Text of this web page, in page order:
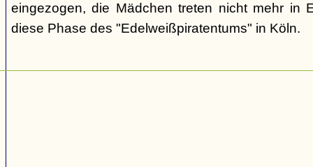
eingezogen, die Mädchen treten nicht mehr in
diese Phase des "Edelweißpiratentums" in Köln.